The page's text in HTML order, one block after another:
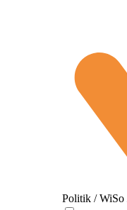
Politik / WiSo